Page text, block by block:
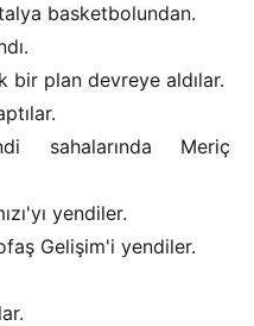
basketbolundan.
bir plan devreye aldılar.
sahalarında Meriç
yendiler.
Gelişim'i yendiler.